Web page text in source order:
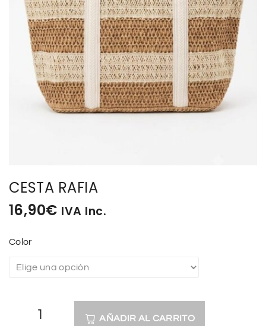
CALZADO
COMPLEMENTOS
TECNOLOGIA
CESTA RAFIA
16,90€ IVA Inc.
Color
AÑADIR AL CARRITO